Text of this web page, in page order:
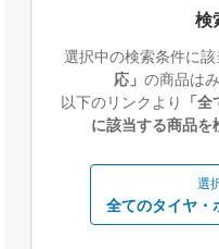
検
選択中の検索条件に該
応」 の商品は
以下のリンクより
「
に該当する商品を
選
全てのタイヤ・